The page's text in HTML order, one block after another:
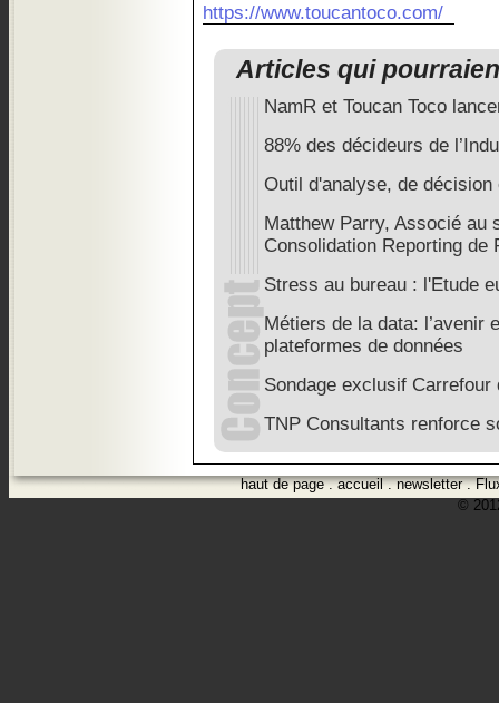
https://www.toucantoco.com/
Articles qui
NamR et Toucan Toco
88% des décideurs de
Outil d'analyse, de
Matthew Parry, Associé au
Consolidation Reporting de
Stress au bureau : l'Etude
Métiers de la data: l’avenir
plateformes de données
Sondage exclusif Carrefour
TNP Consultants renforce
haut de page.accueil.newsletter.
©